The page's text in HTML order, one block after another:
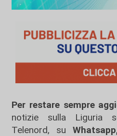
Per restare sempre
notizie sulla Liguria
Telenord, su